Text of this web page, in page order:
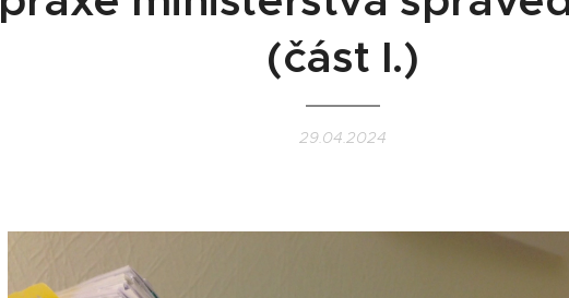
(část I.)
29.04.2024